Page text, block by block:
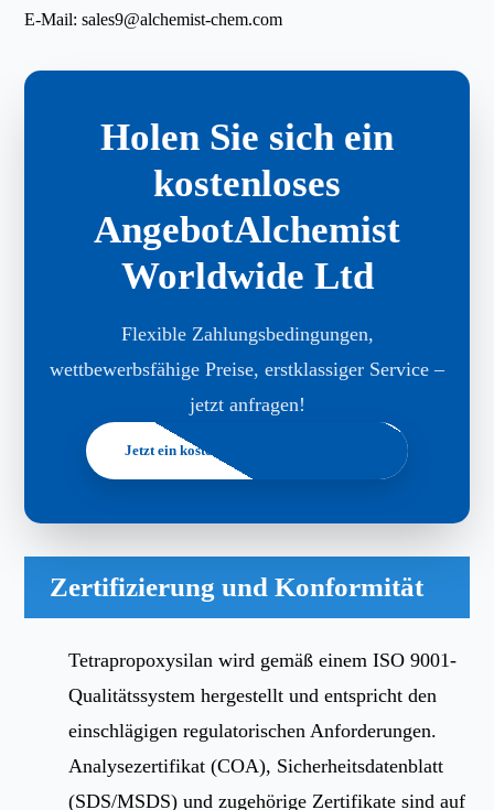
E-Mail:sales9@alchemist-chem.com
Holen Sie sich ein
kostenloses
AngebotAlchemist
Worldwide Ltd
Flexible Zahlungsbedingungen,
wettbewerbsfähige Preise, erstklassiger Service –
jetzt anfragen!
Jetzt ein kostenloses Angebot anfordern
Zertifizierung und Konformität
Tetrapropoxysilan wird gemäß einem ISO 9001-
Qualitätssystem hergestellt und entspricht den
einschlägigen regulatorischen Anforderungen.
Analysezertifikat (COA), Sicherheitsdatenblatt
(SDS/MSDS) und zugehörige Zertifikate sind auf